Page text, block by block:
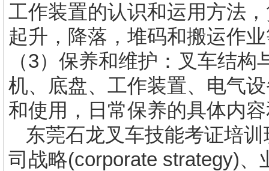
工作装置的认识和运用方法
起升，降落，堆码和搬运作
（3）保养和维护：叉车结
机、底盘、工作装置、电气
和使用，日常保养的具体内
东莞石龙叉车技能考证培训
司战略(corporate strategy)、